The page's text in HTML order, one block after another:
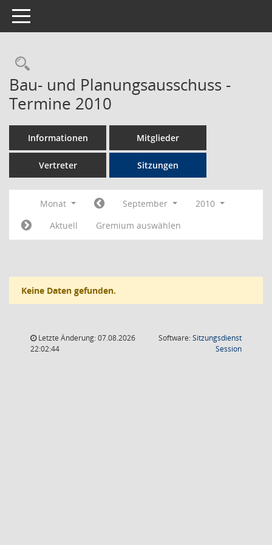
Toggle navigation
Rechercheauswahl
Bau- und Planungsausschuss -
Termine 2010
Informationen Mitglieder
Vertreter Sitzungen
Monat September
2010
Aktuell
Gremium auswählen
Keine Daten gefunden.
Letzte Änderung: 07.08.2026
22:02:44
Software:Sitzungsdienst
Session(Wird in